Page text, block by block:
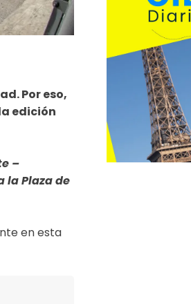
Por eso,
edición
–
la Plaza de
en esta